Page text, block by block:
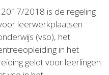
2018 is de regeling
leerwerkplaatsen
(vso), het
in het
geldt voor leerlingen